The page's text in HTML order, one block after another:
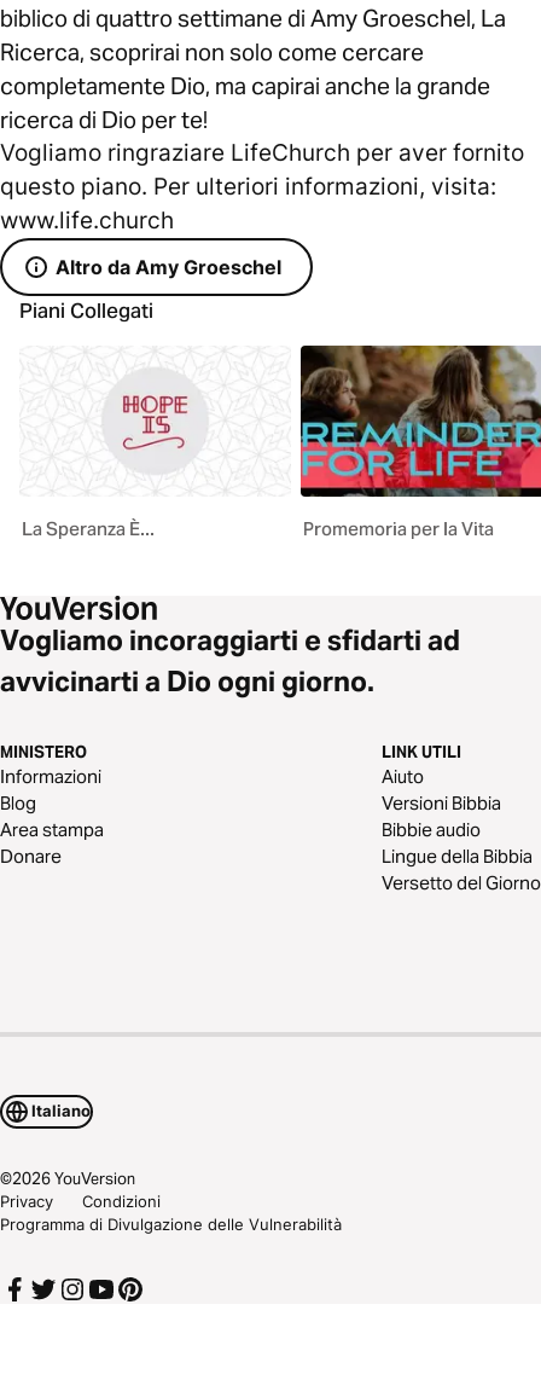
biblico di quattro settimane di Amy Groeschel, La
Ricerca, scoprirai non solo come cercare
completamente Dio, ma capirai anche la grande
ricerca di Dio per te!
Vogliamo ringraziare LifeChurch per aver fornito
questo piano. Per ulteriori informazioni, visita:
www.life.church
Altro da Amy Groeschel
Piani Collegati
La Speranza È... Promemoria per la Vita
Vogliamo incoraggiarti e sfidarti ad
avvicinarti a Dio ogni giorno.
MINISTERO
Informazioni
Blog
Area stampa
Donare
LINK UTILI
Aiuto
Versioni Bibbia
Bibbie audio
Lingue della Bibbia
Versetto del Giorno
Italiano
©2026YouVersion
Privacy
Condizioni
Programma di Divulgazione delle Vulnerabilità